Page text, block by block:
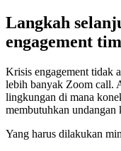
Langkah
engagement
Krisis engagement tidak
lebih banyak Zoom call.
lingkungan di mana
membutuhkan undangan
Yang harus dilakukan